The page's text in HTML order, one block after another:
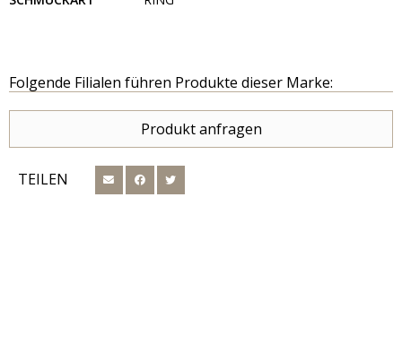
Folgende Filialen führen Produkte dieser Marke:
Produkt anfragen
TEILEN